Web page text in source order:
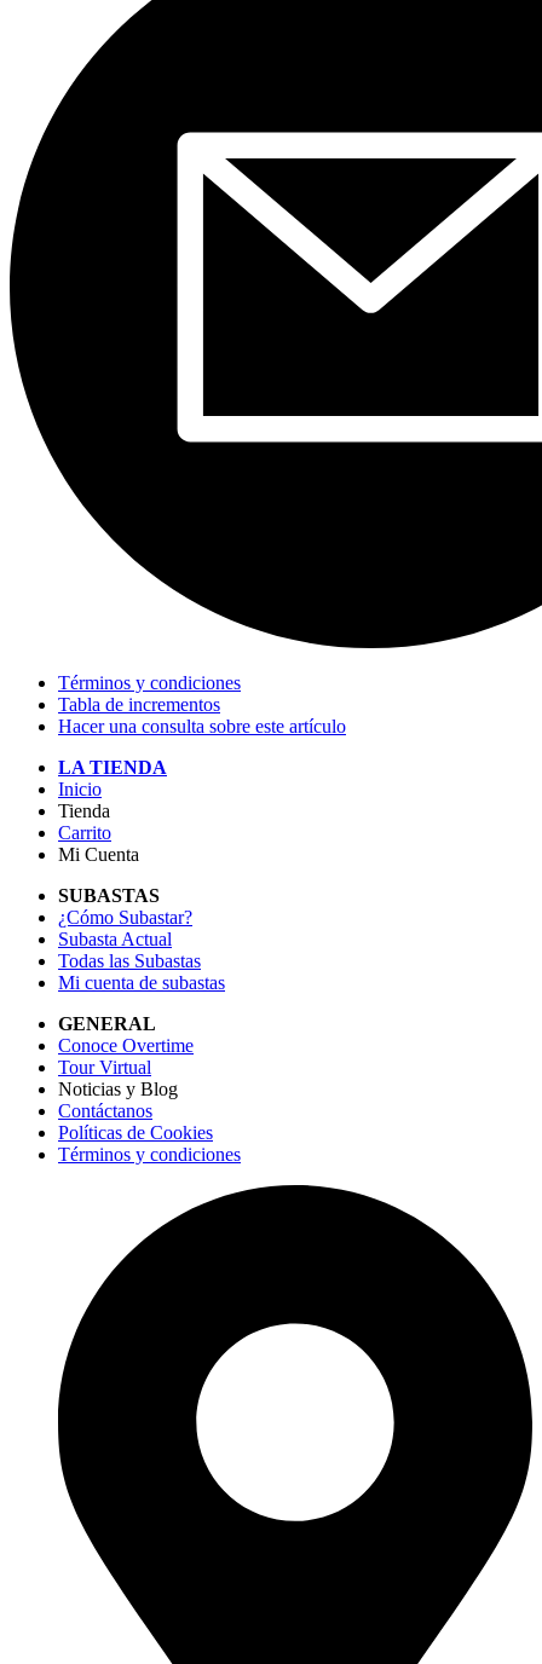
Términos y condiciones
Tabla de incrementos
Hacer una consulta sobre este artículo
LA TIENDA
Inicio
Tienda
Carrito
Mi Cuenta
SUBASTAS
¿Cómo Subastar?
Subasta Actual
Todas las Subastas
Mi cuenta de subastas
GENERAL
Conoce Overtime
Tour Virtual
Noticias y Blog
Contáctanos
Políticas de Cookies
Términos y condiciones